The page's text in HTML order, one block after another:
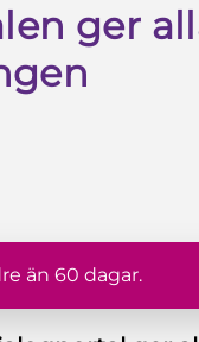
ger
än 60 dagar.